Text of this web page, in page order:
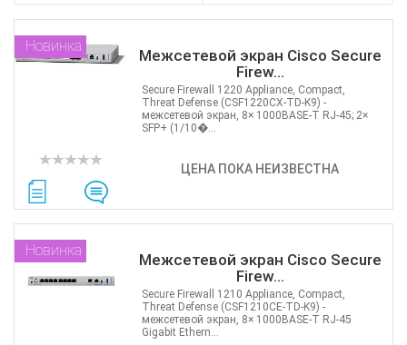
Межсетевой экран Cisco Secure
Firew...
Новинка
ЦЕНА ПОКА НЕИЗВЕСТНА
Secure Firewall 1220 Appliance, Compact,
Threat Defense (CSF1220CX-TD-K9) -
межсетевой экран, 8× 1000BASE‑T RJ‑45; 2×
SFP+ (1/10�...
Межсетевой экран Cisco Secure
Firew...
Новинка
Secure Firewall 1210 Appliance, Compact,
Threat Defense (CSF1210CE-TD-K9) -
межсетевой экран, 8× 1000BASE‑T RJ‑45
Gigabit Ethern...